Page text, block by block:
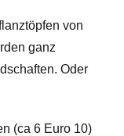
von
ganz
Oder
(ca 6 Euro 10)